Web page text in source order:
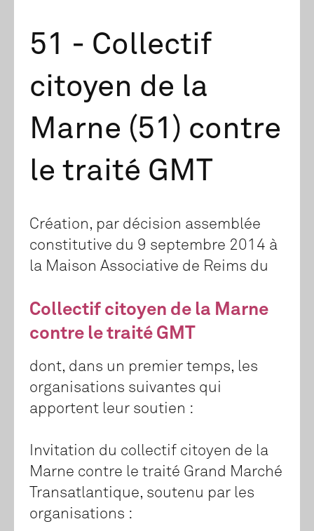
51 - Collectif
citoyen de la
Marne (51) contre
le traité GMT
Création, par décision assemblée
constitutive du 9 septembre 2014 à
la Maison Associative de Reims du
Collectif citoyen de la Marne
contre le traité GMT
dont, dans un premier temps, les
organisations suivantes qui
apportent leur soutien :
Invitation du collectif citoyen de la
Marne contre le traité Grand Marché
Transatlantique, soutenu par les
organisations :